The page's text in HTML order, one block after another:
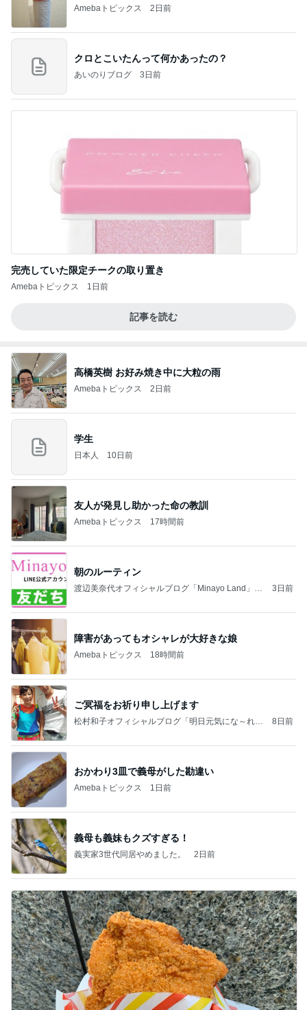
Amebaトピックス 2日前
クロとこいたんって何かあったの？
あいのりブログ 3日前
完売していた限定チークの取り置き
Amebaトピックス 1日前
記事を読む
高橋英樹 お好み焼き中に大粒の雨
Amebaトピックス 2日前
学生
日本人 10日前
友人が発見し助かった命の教訓
Amebaトピックス 17時間前
朝のルーティン
渡辺美奈代オフィシャルブログ「Minayo Land」P
3日前
障害があってもオシャレが大好きな娘
Amebaトピックス 18時間前
ご冥福をお祈り申し上げます
松村和子オフィシャルブログ「明日元気にな～れ」
8日前
おかわり3皿で義母がした勘違い
Amebaトピックス 1日前
義母も義妹もクズすぎる！
義実家3世代同居やめました。 2日前